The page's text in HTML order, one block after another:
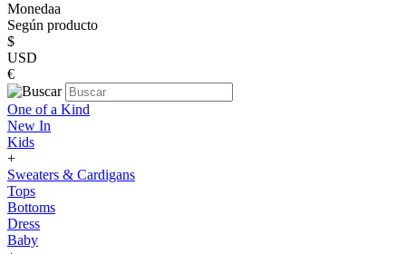
Monedaa
Según producto
$
USD
€
One of a Kind
New In
Kids
+
Sweaters & Cardigans
Tops
Bottoms
Dress
Baby